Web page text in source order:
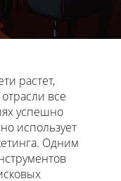
растет,
все
успешно
использует
Одним